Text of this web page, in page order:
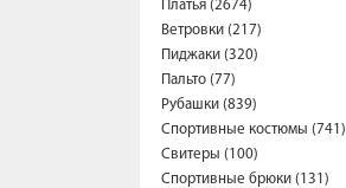
Платья (2674)
Ветровки (217)
Пиджаки (320)
Пальто (77)
Рубашки (839)
Спортивные костюмы (741)
Свитеры (100)
Спортивные брюки (131)